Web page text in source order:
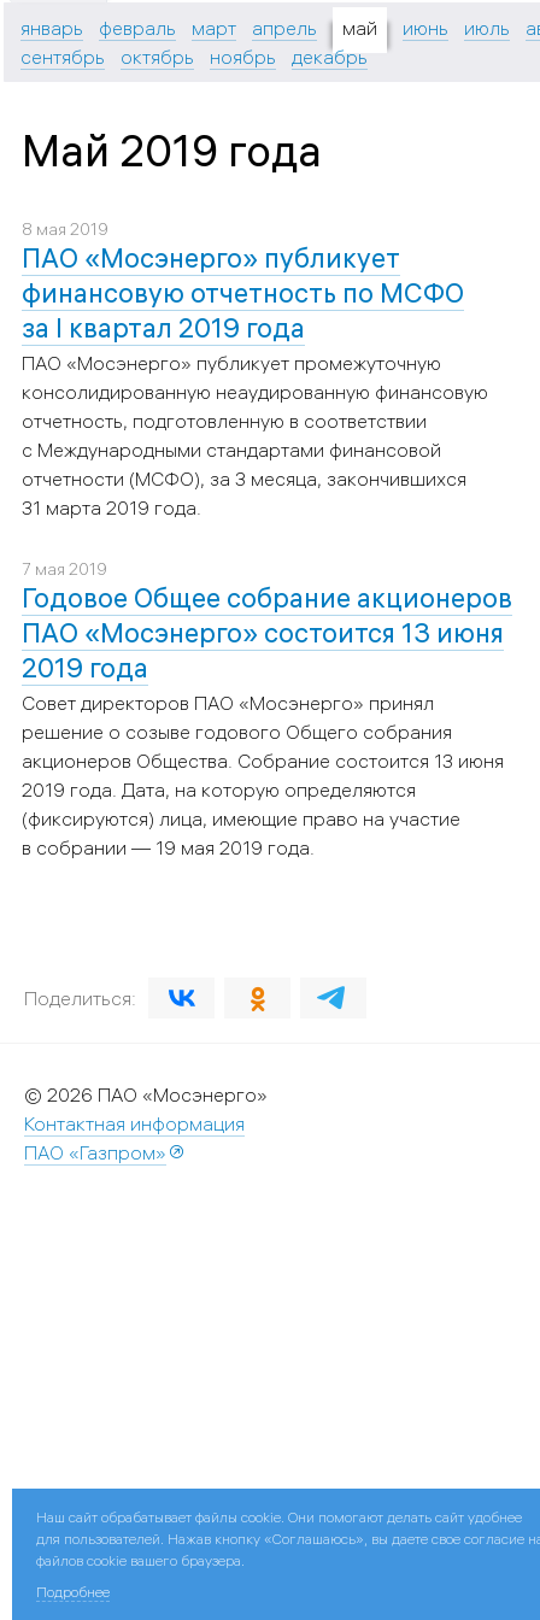
январь февраль март апрель май июнь июль
сентябрь
октябрь ноябрь декабрь
Май 2019 года
8 мая 2019
ПАО «Мосэнерго» публикует
финансовую отчетность по МСФО
за I квартал 2019 года
ПАО «Мосэнерго» публикует промежуточную
консолидированную неаудированную финансовую
отчетность, подготовленную в соответствии
с Международными стандартами финансовой
отчетности (МСФО), за 3 месяца, закончившихся
31 марта 2019 года.
7 мая 2019
Годовое Общее собрание акционеров
ПАО «Мосэнерго» состоится 13 июня
2019 года
Совет директоров ПАО «Мосэнерго» принял
решение о созыве годового Общего собрания
акционеров Общества. Собрание состоится 13 июня
2019 года. Дата, на которую определяются
(фиксируются) лица, имеющие право на участие
в собрании — 19 мая 2019 года.
Поделиться:
© 2026 ПАО «Мосэнерго»
Контактная информация
ПАО «Газпром»
Наш сайт обрабатывает файлы cookie. Они помогают делать сайт удобнее
для пользователей. Нажав кнопку «Соглашаюсь», вы даете свое согласие
файлов cookie вашего браузера.
Подробнее